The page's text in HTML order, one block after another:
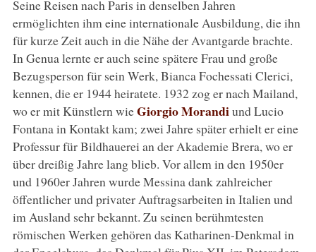
Seine Reisen nach Paris in denselben Jahren
ermöglichten ihm eine internationale Ausbildung, die ihn
für kurze Zeit auch in die Nähe der Avantgarde brachte.
In Genua lernte er auch seine spätere Frau und große
Bezugsperson für sein Werk, Bianca Fochessati Clerici,
kennen, die er 1944 heiratete. 1932 zog er nach Mailand,
wo er mit Künstlern wieGiorgio Morandiund Lucio
Fontana in Kontakt kam; zwei Jahre später erhielt er eine
Professur für Bildhauerei an der Akademie Brera, wo er
über dreißig Jahre lang blieb. Vor allem in den 1950er
und 1960er Jahren wurde Messina dank zahlreicher
öffentlicher und privater Auftragsarbeiten in Italien und
im Ausland sehr bekannt. Zu seinen berühmtesten
römischen Werken gehören das Katharinen-Denkmal in